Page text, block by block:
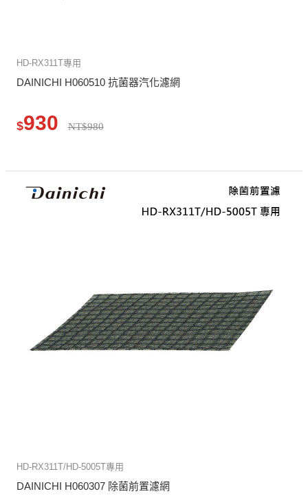
HD-RX311T專用
DAINICHI H060510 抗菌器汽化濾網
$930 NT$980
HD-RX311T/HD-5005T專用
DAINICHI H060307 除菌前置濾網